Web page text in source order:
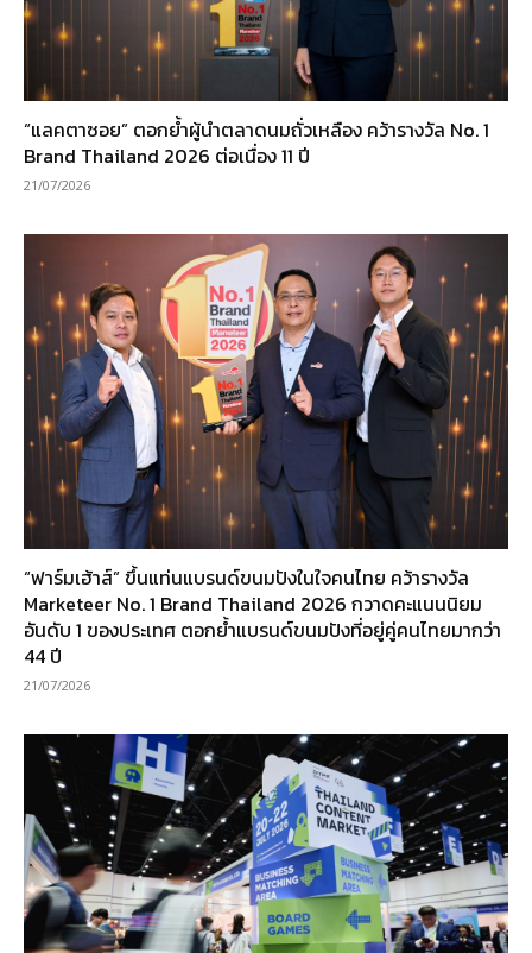
“แลคตาซอย” ตอกย้ำผู้นำตลาดนมถั่วเหลือง คว้ารางวัล No. 1
Brand Thailand 2026 ต่อเนื่อง 11 ปี
21/07/2026
“ฟาร์มเฮ้าส์” ขึ้นแท่นแบรนด์ขนมปังในใจคนไทย คว้ารางวัล
Marketeer No. 1 Brand Thailand 2026 กวาดคะแนนนิยม
อันดับ 1 ของประเทศ ตอกย้ำแบรนด์ขนมปังที่อยู่คู่คนไทยมากว่า
44 ปี
21/07/2026